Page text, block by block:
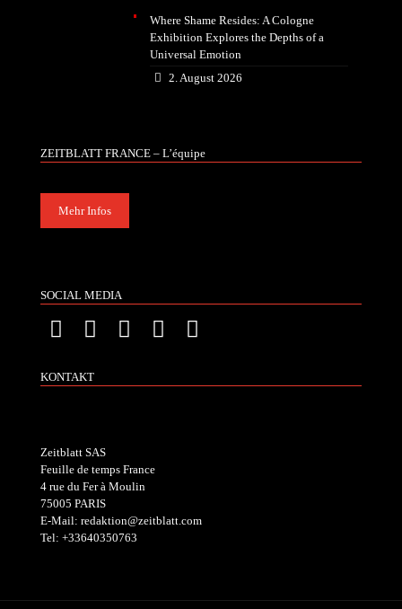
Where Shame Resides: A Cologne
Exhibition Explores the Depths of a
Universal Emotion
2. August 2026
ZEITBLATT FRANCE – L’équipe
Mehr Infos
SOCIAL MEDIA
KONTAKT
Zeitblatt SAS
Feuille de temps France
4 rue du Fer à Moulin
75005 PARIS
E-Mail: redaktion@zeitblatt.com
Tel: +33640350763